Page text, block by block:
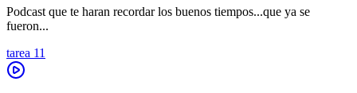
Podcast que te haran recordar los buenos tiempos...que ya se
fueron...
tarea 11